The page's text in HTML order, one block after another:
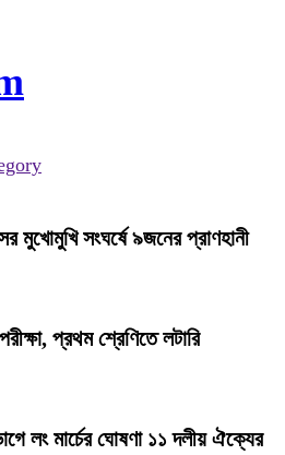
মুখোমুখি সংঘর্ষে ৯জনের প্রাণহানী
প্রথম শ্রেণিতে লটারি
লং মার্চের ঘোষণা ১১ দলীয় ঐক্যের